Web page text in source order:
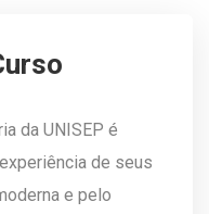
da UNISEP é
de seus
e pelo